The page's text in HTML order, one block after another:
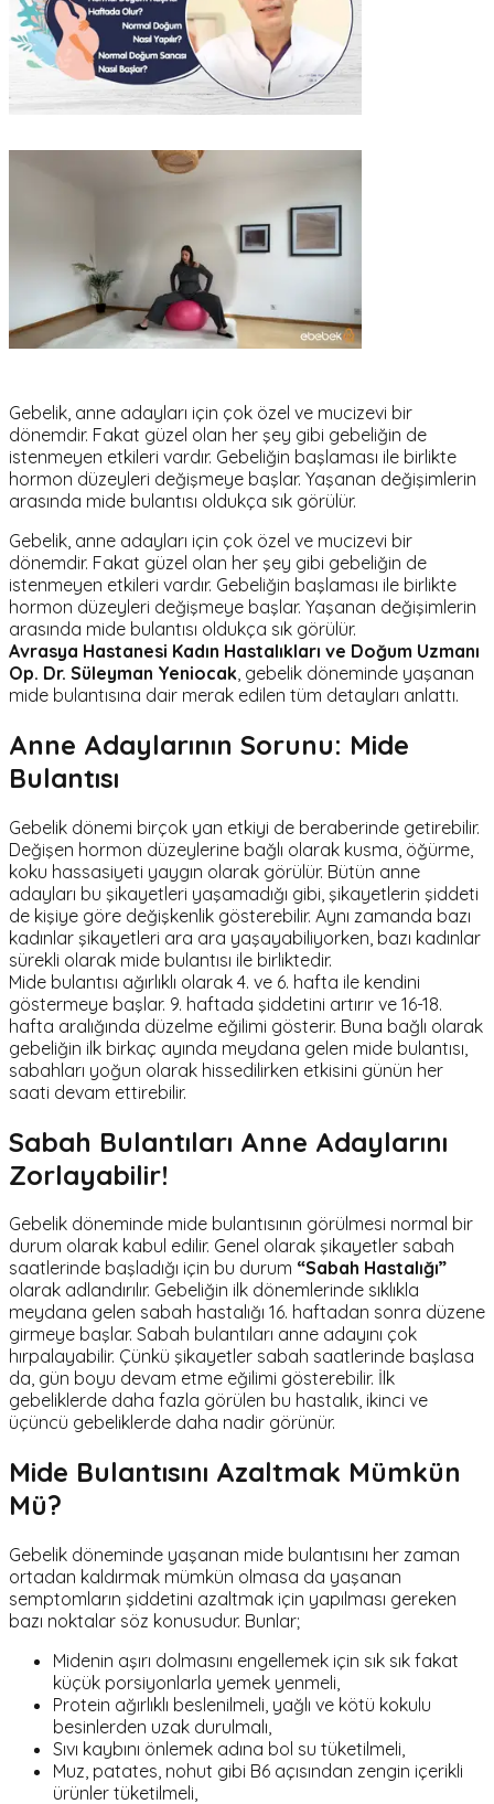
Gebelik, anne adayları için çok özel ve mucizevi bir
dönemdir. Fakat güzel olan her şey gibi gebeliğin de
istenmeyen etkileri vardır. Gebeliğin başlaması ile birlikte
hormon düzeyleri değişmeye başlar. Yaşanan değişimlerin
arasında mide bulantısı oldukça sık görülür.
Gebelik, anne adayları için çok özel ve mucizevi bir
dönemdir. Fakat güzel olan her şey gibi gebeliğin de
istenmeyen etkileri vardır. Gebeliğin başlaması ile birlikte
hormon düzeyleri değişmeye başlar. Yaşanan değişimlerin
arasında mide bulantısı oldukça sık görülür.
Avrasya Hastanesi Kadın Hastalıkları ve Doğum Uzmanı
Op. Dr. Süleyman Yeniocak , gebelik döneminde yaşanan
mide bulantısına dair merak edilen tüm detayları anlattı.
Anne Adaylarının Sorunu: Mide
Bulantısı
Gebelik dönemi birçok yan etkiyi de beraberinde getirebilir.
Değişen hormon düzeylerine bağlı olarak kusma, öğürme,
koku hassasiyeti yaygın olarak görülür. Bütün anne
adayları bu şikayetleri yaşamadığı gibi, şikayetlerin şiddeti
de kişiye göre değişkenlik gösterebilir. Aynı zamanda bazı
kadınlar şikayetleri ara ara yaşayabiliyorken, bazı kadınlar
sürekli olarak mide bulantısı ile birliktedir.
Mide bulantısı ağırlıklı olarak 4. ve 6. hafta ile kendini
göstermeye başlar. 9. haftada şiddetini artırır ve 16-18.
hafta aralığında düzelme eğilimi gösterir. Buna bağlı olarak
gebeliğin ilk birkaç ayında meydana gelen mide bulantısı,
sabahları yoğun olarak hissedilirken etkisini günün her
saati devam ettirebilir.
Sabah Bulantıları Anne Adaylarını
Zorlayabilir!
Gebelik döneminde mide bulantısının görülmesi normal bir
durum olarak kabul edilir. Genel olarak şikayetler sabah
saatlerinde başladığı için bu durum “Sabah Hastalığı”
olarak adlandırılır. Gebeliğin ilk dönemlerinde sıklıkla
meydana gelen sabah hastalığı 16. haftadan sonra düzene
girmeye başlar. Sabah bulantıları anne adayını çok
hırpalayabilir. Çünkü şikayetler sabah saatlerinde başlasa
da, gün boyu devam etme eğilimi gösterebilir. İlk
gebeliklerde daha fazla görülen bu hastalık, ikinci ve
üçüncü gebeliklerde daha nadir görünür.
Mide Bulantısını Azaltmak Mümkün
Mü?
Gebelik döneminde yaşanan mide bulantısını her zaman
ortadan kaldırmak mümkün olmasa da yaşanan
semptomların şiddetini azaltmak için yapılması gereken
bazı noktalar söz konusudur. Bunlar;
Midenin aşırı dolmasını engellemek için sık sık fakat
küçük porsiyonlarla yemek yenmeli,
Protein ağırlıklı beslenilmeli, yağlı ve kötü kokulu
besinlerden uzak durulmalı,
Sıvı kaybını önlemek adına bol su tüketilmeli,
Muz, patates, nohut gibi B6 açısından zengin içerikli
ürünler tüketilmeli,